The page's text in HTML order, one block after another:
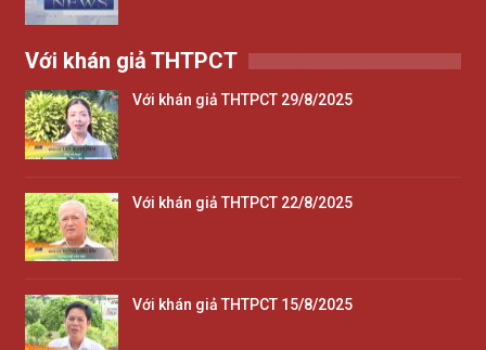
Với khán giả THTPCT
Với khán giả THTPCT 29/8/2025
Với khán giả THTPCT 22/8/2025
Với khán giả THTPCT 15/8/2025